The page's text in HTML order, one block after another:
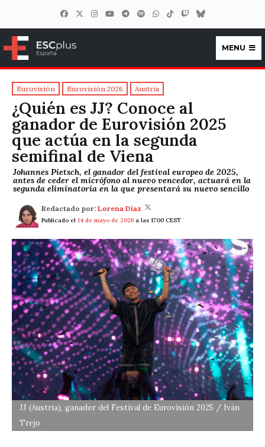
ESCplus España
MENU
Eurovisión Eurovisión 2026 Austria
¿Quién es JJ? Conoce al
ganador de Eurovisión 2025
que actúa en la segunda
semifinal de Viena
Johannes Pietsch, el ganador del festival europeo de 2025,
antes de ceder el micrófono al nuevo vencedor, actuará en la
segunda eliminatoria en la que presentará su nuevo sencillo
Redactado por: Lorena Díaz
Publicado el 14 de mayo de 2026 a las 17:00 CEST
JJ (Austria), ganador del Festival de Eurovisión 2025 / Iván
Trejo